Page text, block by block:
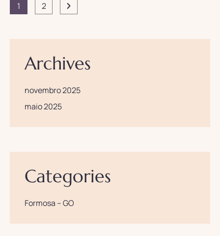
1 2
Archives
novembro 2025
maio 2025
Categories
Formosa – GO